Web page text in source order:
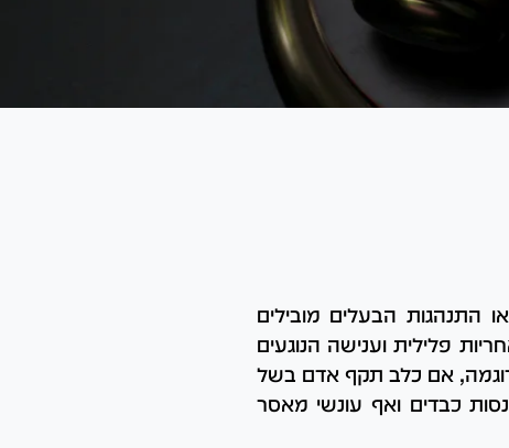
כלב או התנהגות הבעלים מובילים
פלילית וענישה הנוגעים
אם כלב תקף אדם בשל
כבדים ואף עונשי מאסר